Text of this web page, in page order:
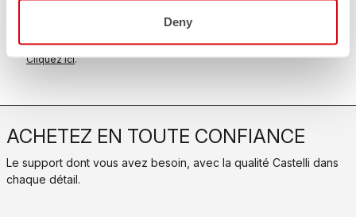
Deny
Pas de problème, nous avons toutes les réponses !
Cliquez ici.
ACHETEZ EN TOUTE CONFIANCE
Le support dont vous avez besoin, avec la qualité Castelli dans
chaque détail.